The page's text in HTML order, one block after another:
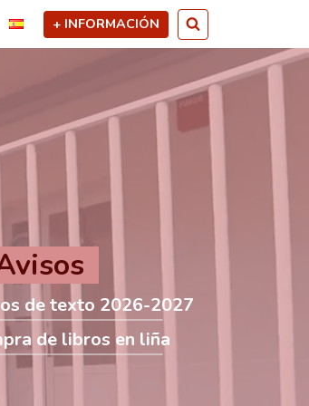
+ INFORMACIÓN
de texto 2026-2027
de libros en liña